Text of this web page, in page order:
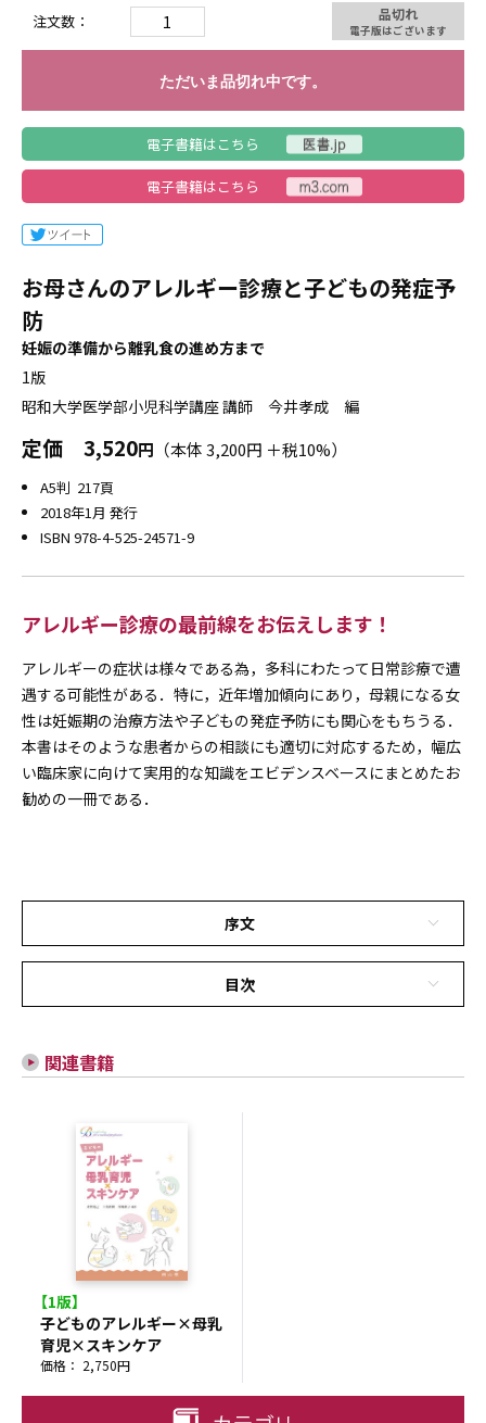
注文数： 品切れ
電子版はございます
ただいま品切れ中です。
電子書籍はこちら
電子書籍はこちら
お母さんのアレルギー診療と子どもの発症予
防
妊娠の準備から離乳食の進め方まで
1版
昭和大学医学部小児科学講座 講師 今井孝成 編
定価 3,520円 （本体 3,200円 ＋税10%）
A5判 217頁
2018年1月 発行
ISBN 978-4-525-24571-9
アレルギー診療の最前線をお伝えします！
アレルギーの症状は様々である為，多科にわたって日常診療で遭
遇する可能性がある．特に，近年増加傾向にあり，母親になる女
性は妊娠期の治療方法や子どもの発症予防にも関心をもちうる．
本書はそのような患者からの相談にも適切に対応するため，幅広
い臨床家に向けて実用的な知識をエビデンスベースにまとめたお
勧めの一冊である．
序文
目次
関連書籍
【1版】
子どものアレルギー×母乳
育児×スキンケア
価格： 2,750円